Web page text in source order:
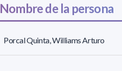
Nombre de la persona
Porcal Quinta, Williams Arturo